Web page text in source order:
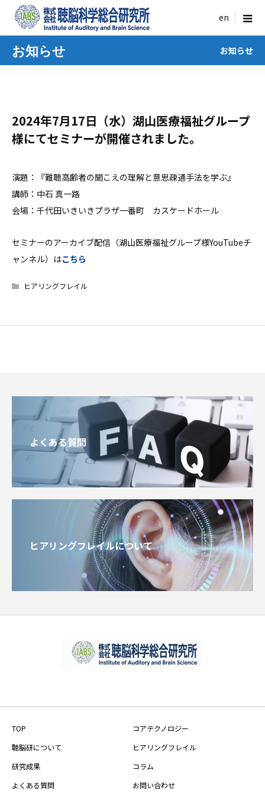
menu
お知らせ お知らせ
2024年7月17日（水）湖山医療福祉グループ
様にてセミナーが開催されました。
演題：『難聴高齢者の聞こえの理解と意思疎通手法を学ぶ』
講師：中石 真一路
会場：千代田いきいきプラザ一番町 カスケードホール
セミナーのアーカイブ配信（湖山医療福祉グループ様YouTubeチ
ャンネル）はこちら
ヒアリングフレイル
よくある質問
ヒアリングフレイルについて
TOP
コアテクノロジー
聴脳研について
ヒアリングフレイル
研究成果
コラム
よくある質問
お問い合わせ